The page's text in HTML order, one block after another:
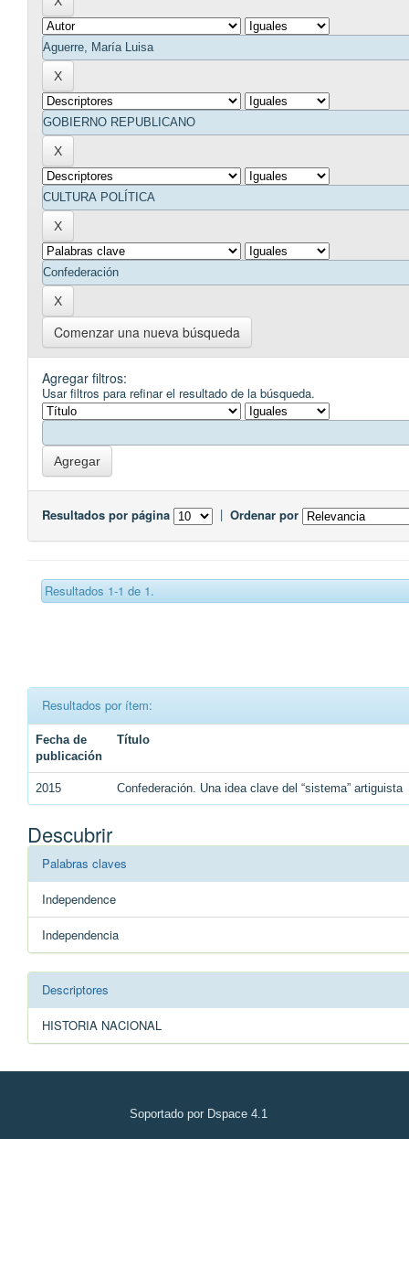
Comenzar una nueva búsqueda
Agregar filtros:
Usar filtros para refinar el resultado de la búsqueda.
Resultados por página | Ordenar por
Resultados 1-1 de 1.
Resultados por ítem:
Fecha de
publicación
Título
2015 Confederación. Una idea clave del “sistema” artiguista
Descubrir
Palabras claves
Independence
Independencia
Descriptores
HISTORIA NACIONAL
Soportado por Dspace 4.1